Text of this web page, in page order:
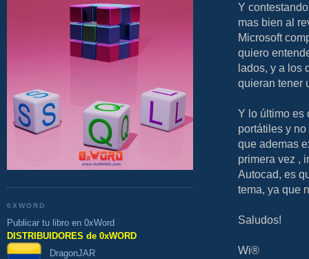
0XWORD
Publicar tu libro en 0xWord
DISTRIBUIDORES de 0xWORD
DragonJAR
Y
mas bien al
Microsoft
quiero
lados, y a los
quieran tener
Y lo último es
portátiles y
que ademas
primera vez ,
Autocad, es
tema, ya que
Saludos!
Wi®